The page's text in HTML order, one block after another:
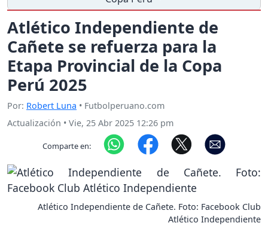
Atlético Independiente de
Cañete se refuerza para la
Etapa Provincial de la Copa
Perú 2025
Por: Robert Luna • Futbolperuano.com
Actualización • Vie, 25 Abr 2025 12:26 pm
Comparte en:
Atlético Independiente de Cañete. Foto: Facebook Club
Atlético Independiente